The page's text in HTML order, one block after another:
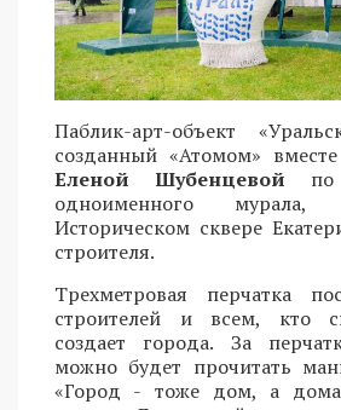
Паблик-арт-объект
созданный «Атомом»
Еленой Шубенцевой по
одноименного
Историческом сквере
строителя.
Трехметровая перчатка
строителей и всем, кто
создает города. За
можно будет прочитать
«Город - тоже дом, а